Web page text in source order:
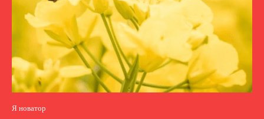
Я новатор